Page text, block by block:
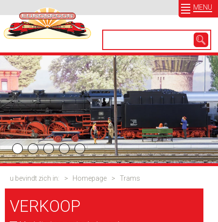
MENU
u bevindt zich in: > Homepage > Trams
VERKOOP